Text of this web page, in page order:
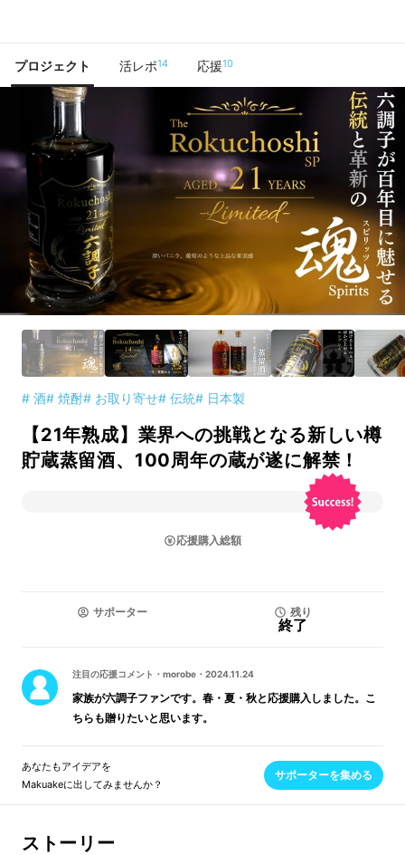
プロジェクト 活レポ14 応援10
# 酒# 焼酎# お取り寄せ# 伝統# 日本製
【21年熟成】業界への挑戦となる新しい樽
貯蔵蒸留酒、100周年の蔵が遂に解禁！
応援購入総額
サポーター 残り
終了
注目の応援コメント ・ morobe ・ 2024.11.24
家族が六調子ファンです。春・夏・秋と応援購入しました。こ
ちらも贈りたいと思います。
あなたもアイデアを
Makuakeに出してみませんか？
サポーターを集める
ストーリー